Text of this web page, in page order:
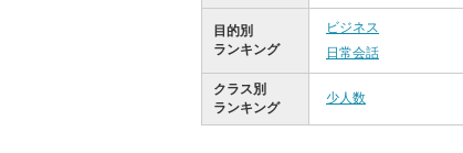
目的別
ランキング
ビジネス
日常会話
クラス別
ランキング
少人数